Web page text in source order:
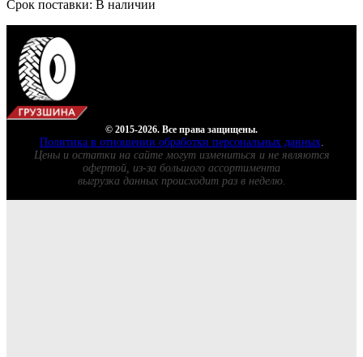
Срок поставки: В наличии
© 2015-2026. Все права защищены.
Политика в отношении обработки персональных данных.
Цены и остатки на сайте могут измениться и не являются
офертой, из-за большого ассортимента
выгрузка данных происходит раз в неделю.